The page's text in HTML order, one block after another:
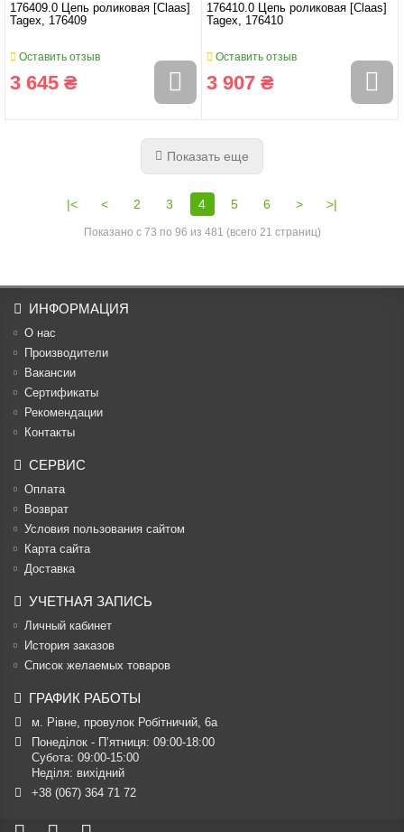
176409.0 Цепь роликовая [Claas]
Tagex, 176409
Оставить отзыв
3 645 ₴
176410.0 Цепь роликовая [Claas]
Tagex, 176410
Оставить отзыв
3 907 ₴
Показать еще
|< < 2 3 4 5 6 > >|
Показано с 73 по 96 из 481 (всего 21 страниц)
ИНФОРМАЦИЯ
О нас
Производители
Вакансии
Cертификаты
Рекомендации
Контакты
СЕРВИС
Оплата
Возврат
Условия пользования сайтом
Карта сайта
Доставка
УЧЕТНАЯ ЗАПИСЬ
Личный кабинет
История заказов
Список желаемых товаров
ГРАФИК РАБОТЫ
м. Рівне, провулок Робітничий, 6а
Понеділок - П’ятниця: 09:00-18:00
Субота: 09:00-15:00
Неділя: вихідний
+38 (067) 364 71 72